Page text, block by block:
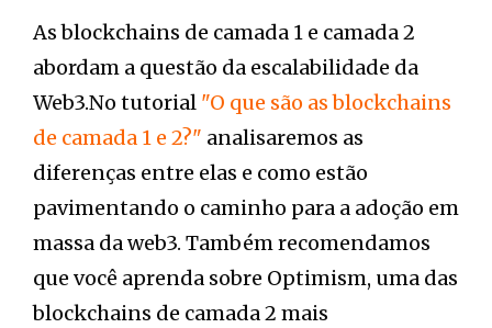
As blockchains de camada 1 e camada 2
abordam a questão da escalabilidade da
Web3.No tutorial "O que são as blockchains
de camada 1 e 2?" analisaremos as
diferenças entre elas e como estão
pavimentando o caminho para a adoção em
massa da web3. Também recomendamos
que você aprenda sobre Optimism, uma das
blockchains de camada 2 mais